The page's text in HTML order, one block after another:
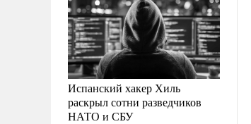
Испанский хакер Хиль
раскрыл сотни разведчиков
НАТО и СБУ